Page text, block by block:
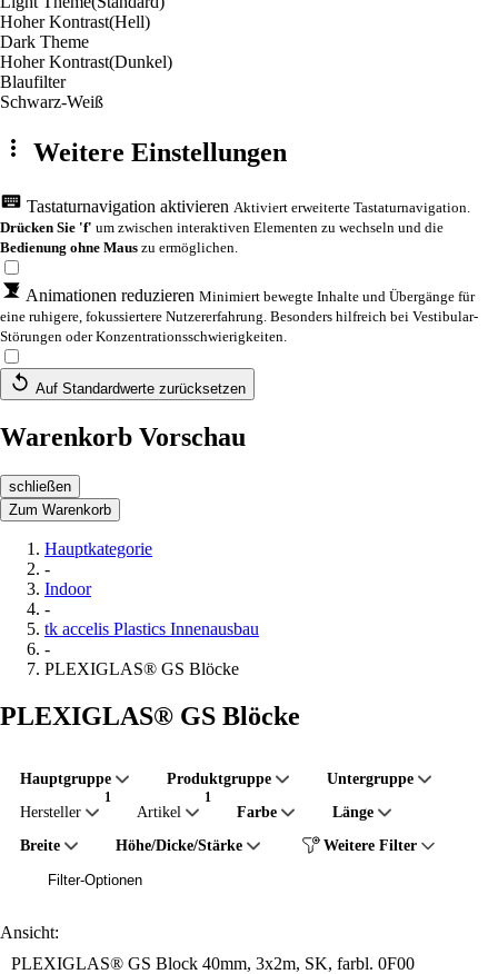
Hoher Kontrast(Hell)
Dark Theme
Hoher Kontrast(Dunkel)
Blaufilter
Schwarz-Weiß
Weitere Einstellungen
Tastaturnavigation aktivieren Aktiviert erweiterte Tastaturnavigation.
Drücken Sie 'f' um zwischen interaktiven Elementen zu wechseln und die
Bedienung ohne Maus zu ermöglichen.
Animationen reduzieren Minimiert bewegte Inhalte und Übergänge für
eine ruhigere, fokussiertere Nutzererfahrung. Besonders hilfreich bei Vestibular-
Störungen oder Konzentrationsschwierigkeiten.
Auf Standardwerte zurücksetzen
Warenkorb Vorschau
schließen
Zum Warenkorb
Hauptkategorie
-
Indoor
-
tk accelis Plastics Innenausbau
-
PLEXIGLAS® GS Blöcke
PLEXIGLAS® GS Blöcke
Hauptgruppe Produktgruppe
Untergruppe
Hersteller
Artikel Farbe
Länge
Breite
Höhe/Dicke/Stärke Weitere Filter
Filter-Optionen
Ansicht:
PLEXIGLAS® GS Block 40mm, 3x2m, SK, farbl. 0F00